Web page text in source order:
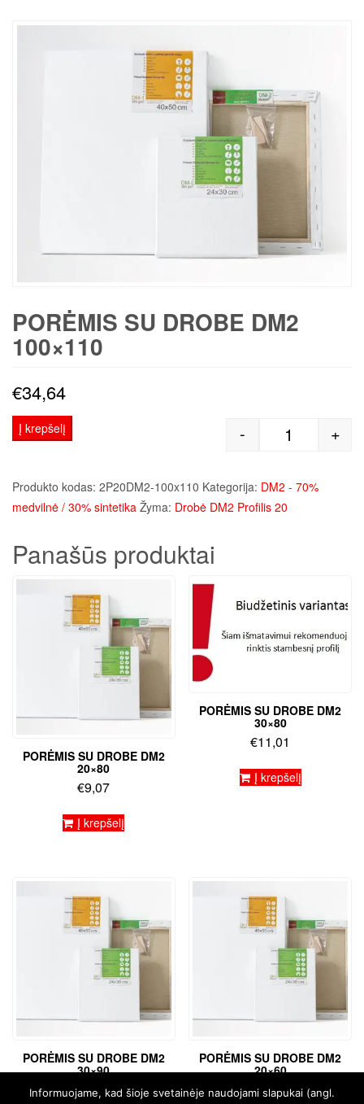
PORĖMIS SU DROBE DM2
100×110
€34,64
produkto
- +
Į krepšelį
Produkto kodas: 2P20DM2-100x110 Kategorija: DM2 - 70%
medvilnė / 30% sintetika Žyma: Drobė DM2 Profilis 20
Panašūs produktai
PORĖMIS SU DROBE DM2
20×80
€9,07
Į krepšelį
PORĖMIS SU DROBE DM2
30×80
€11,01
Į krepšelį
PORĖMIS SU DROBE DM2
30×90
€13,95
PORĖMIS SU DROBE DM2
20×60
€ 7,36
Informuojame, kad šioje svetainėje naudojami slapukai (angl.